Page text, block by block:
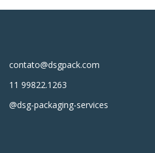
contato@dsgpack.com
11 99822.1263
@dsg-packaging-services